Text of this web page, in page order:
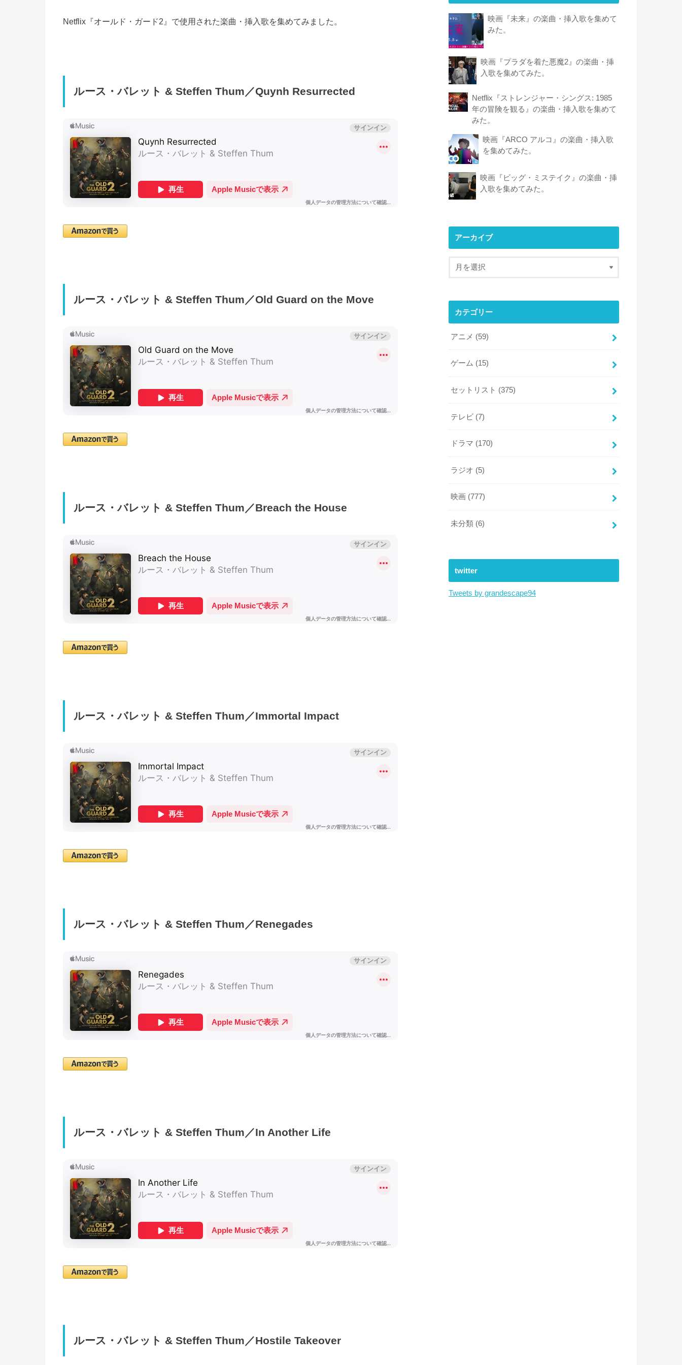
Netflix『オールド・ガード2』で使用された楽曲・挿入歌を集めてみました。
ルース・バレット & Steffen Thum／Quynh Resurrected
ルース・バレット & Steffen Thum／Old Guard on the Move
ルース・バレット & Steffen Thum／Breach the House
ルース・バレット & Steffen Thum／Immortal Impact
ルース・バレット & Steffen Thum／Renegades
ルース・バレット & Steffen Thum／In Another Life
ルース・バレット & Steffen Thum／Hostile Takeover
映画『未来』の楽曲・挿入歌を集めて
みた。
映画『プラダを着た悪魔2』の楽曲・挿
入歌を集めてみた。
Netflix『ストレンジャー・シングス: 1985
年の冒険 を観 る』の楽曲・挿入歌を集めて
みた。
映画『ARCO アルコ』の楽曲・挿入歌
を集めてみた。
映画『ビッグ・ミステイク』の楽曲・挿
入歌を集めてみた。
アーカイブ
カテゴリー
アニメ (59)
ゲーム (15)
セットリスト (375)
テレビ (7)
ドラマ (170)
ラジオ (5)
映画 (777)
未分類 (6)
twitter
Tweets by grandescape94